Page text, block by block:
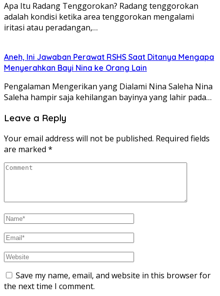
Apa Itu Radang Tenggorokan? Radang tenggorokan
adalah kondisi ketika area tenggorokan mengalami
iritasi atau peradangan,…
Aneh, Ini Jawaban Perawat RSHS Saat Ditanya Mengapa
Menyerahkan Bayi Nina ke Orang Lain
Pengalaman Mengerikan yang Dialami Nina Saleha Nina
Saleha hampir saja kehilangan bayinya yang lahir pada…
Leave a Reply
Your email address will not be published. Required fields
are marked *
Save my name, email, and website in this browser for
the next time I comment.